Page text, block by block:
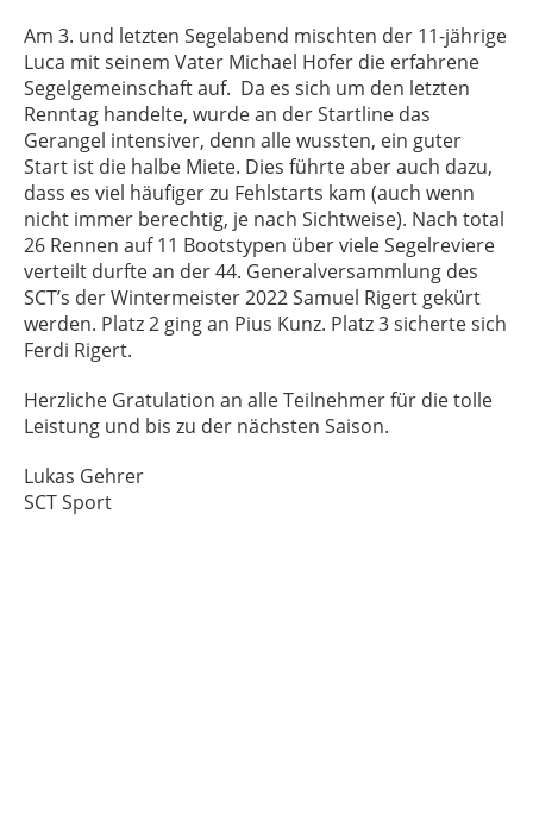
Am 3. und letzten Segelabend mischten der 11-jährige
Luca mit seinem Vater Michael Hofer die erfahrene
Segelgemeinschaft auf. Da es sich um den letzten
Renntag handelte, wurde an der Startline das
Gerangel intensiver, denn alle wussten, ein guter
Start ist die halbe Miete. Dies führte aber auch dazu,
dass es viel häufiger zu Fehlstarts kam (auch wenn
nicht immer berechtig, je nach Sichtweise). Nach total
26 Rennen auf 11 Bootstypen über viele Segelreviere
verteilt durfte an der 44. Generalversammlung des
SCT’s der Wintermeister 2022 Samuel Rigert gekürt
werden. Platz 2 ging an Pius Kunz. Platz 3 sicherte sich
Ferdi Rigert.
Herzliche Gratulation an alle Teilnehmer für die tolle
Leistung und bis zu der nächsten Saison.
Lukas Gehrer
SCT Sport